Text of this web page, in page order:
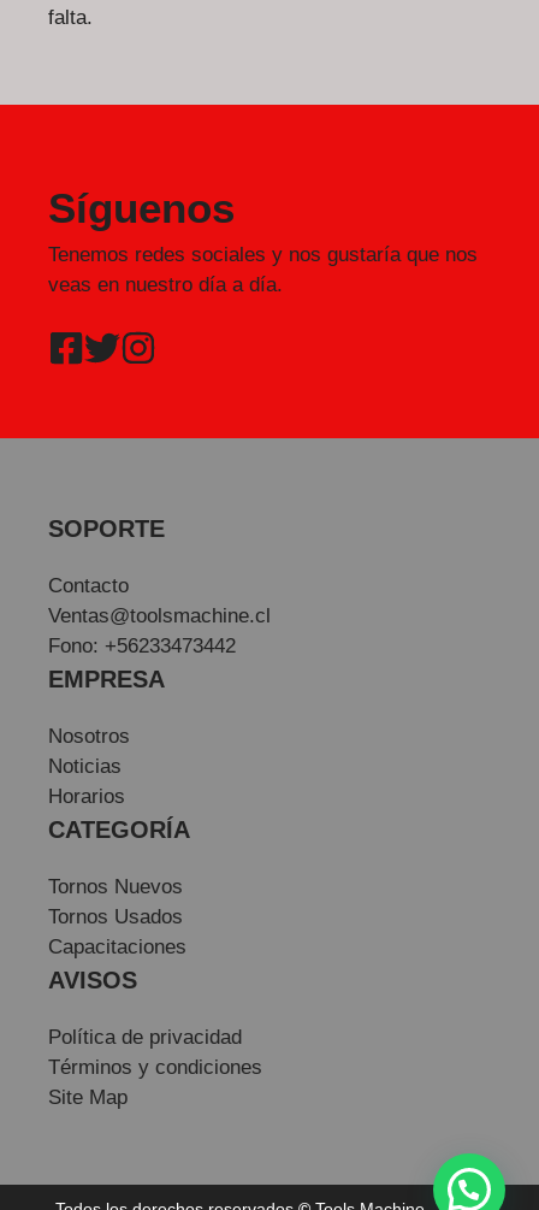
falta.
Síguenos
Tenemos redes sociales y nos gustaría que nos
veas en nuestro día a día.
SOPORTE
Contacto
Ventas@toolsmachine.cl
Fono: +56233473442
EMPRESA
Nosotros
Noticias
Horarios
CATEGORÍA
Tornos Nuevos
Tornos Usados
Capacitaciones
AVISOS
Política de privacidad
Términos y condiciones
Site Map